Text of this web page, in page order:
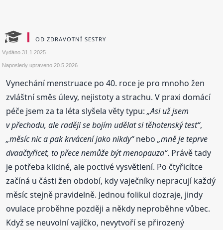
OD ZDRAVOTNÍ SESTRY
Vydáno31.1.2025
Naposledy upraveno20.5.2026
Vynechání menstruace po 40. roce je pro mnoho žen
zvláštní směs úlevy, nejistoty a strachu. V praxi domácí
péče jsem za ta léta slyšela věty typu:„Asi už jsem
v přechodu, ale raději se bojím udělat si těhotenský test“,
„měsíc nic a pak krvácení jako nikdy“nebo„mně je teprve
dvaačtyřicet, to přece nemůže být menopauza“. Právě tady
je potřeba klidné, ale poctivé vysvětlení. Po čtyřicítce
začíná u části žen období, kdy vaječníky nepracují každý
měsíc stejně pravidelně. Jednou folikul dozraje, jindy
ovulace proběhne později a někdy neproběhne vůbec.
Když se neuvolní vajíčko, nevytvoří se přirozený